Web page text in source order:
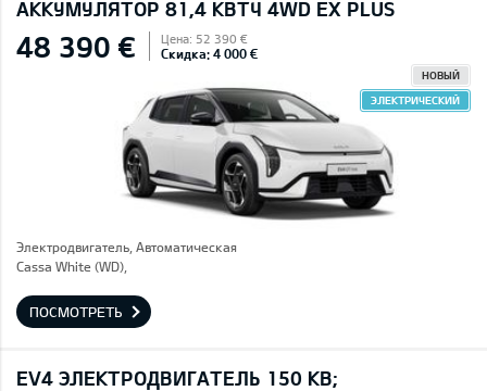
AККУМУЛЯТОР 81,4 КВТЧ 4WD EX PLUS
48 390 € Цена: 52 390 €
Скидка: 4 000 €
НОВЫЙ
ЭЛЕКТРИЧЕСКИЙ
Электродвигатель, Автоматическая
Cassa White (WD),
ПОСМОТРЕТЬ
EV4 ЭЛЕКТРОДВИГАТЕЛЬ 150 КВ;